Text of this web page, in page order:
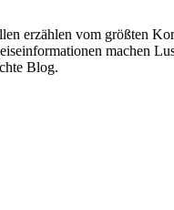
erzählen vom größten
machen
Blog.